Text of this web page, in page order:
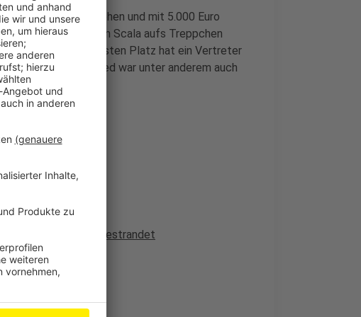
Region vorgesehen und mit 5.000 Euro
Preisverleihung im Scala aufs Treppchen
Leverkusen. Den ersten Platz hat ein Vertreter
und Jurymitglied war unter anderem auch
- Hitdorfer Fähre gestrandet